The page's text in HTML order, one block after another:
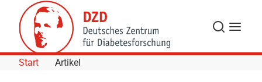
Skip to Content
Suche
Start Artikel